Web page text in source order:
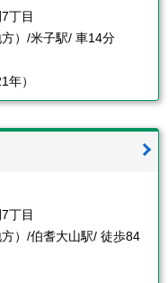
丁目
）/米子駅/ 車14分
年）
丁目
）/伯耆大山駅/ 徒歩84